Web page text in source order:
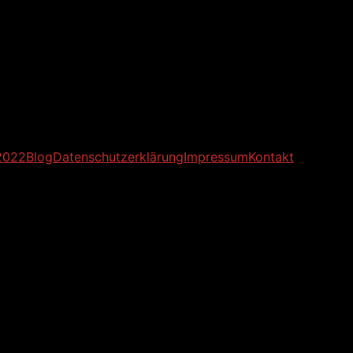
BlogDatenschutzerklärungImpressumKontakt